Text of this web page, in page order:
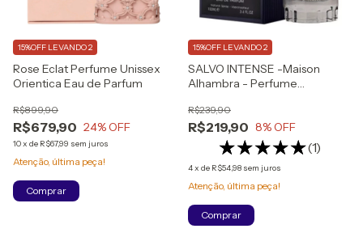
Rose Eclat Perfume Unissex
Orientica Eau de Parfum
R$679,90
R$899,90
24% OFF
10x de R$67,99 sem juros
15%OFF LEVANDO 2
Atenção, última peça!
Comprar
SALVO INTENSE -Maison
Alhambra - Perfume
(100ml)
R$219,90
R$239,90
8% OFF
(1)
4x de R$54,98 sem juros
15%OFF LEVANDO 2
Atenção, última peça!